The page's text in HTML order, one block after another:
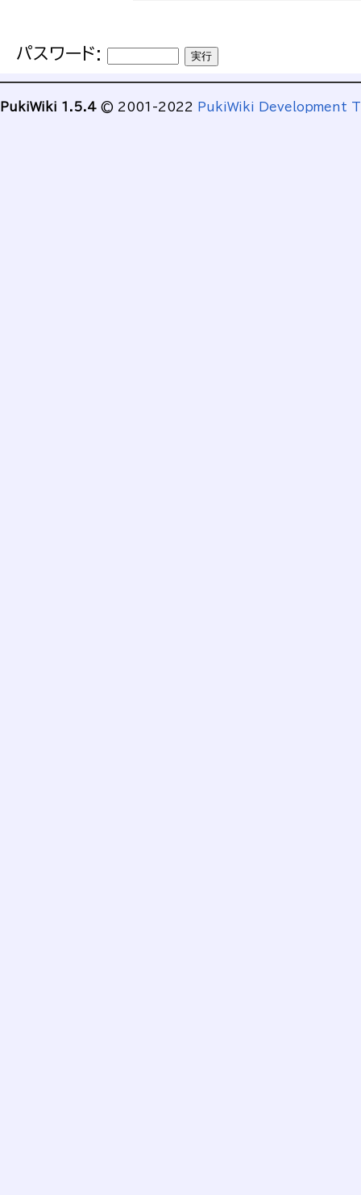
パスワード:
PukiWiki 1.5.4 © 2001-2022 PukiWiki Development